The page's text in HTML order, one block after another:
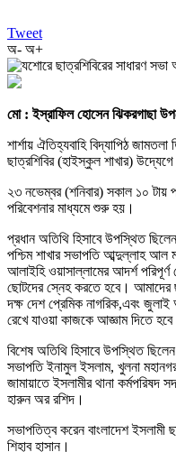
Tweet
অ- অ+
মো : ইস্রাফিল হোসেন ঝিকরগাছা
শার্শায় ঐতিহ্যবাহি বিদ্যাপিঠ
ছাত্রশিবির (হাইস্কুল শাখার)
২৩ নভেম্বর (শনিবার) সকাল ১০
পরিবেশনার মাধ্যমে শুরু হয়।
প্রধান অতিথি হিসাবে উপস্থিত
পশ্চিম শাখার সভাপতি আব্দুল্লাহ আল
আলাইহি ওয়াসাল্লামের আদর্শ
ছোটদের স্নেহ করতে হবে। আমাদের
দক্ষ দেশ প্রেমিক নাগরিক,এবং জুলাই
রেখে যাওয়া কাজকে আজ্ঞাম দিতে
বিশেষ অতিথি হিসাবে উপস্থিত ছিলেন
সভাপতি ইনামুল ইসলাম, খুলনা
জামায়াতে ইসলামীর থানা কর্মপরিষদ
হারুন অর রশিদ।
সভাপতিত্ব করেন বাংলাদেশ ইসলামী
শিহাব হাসান।